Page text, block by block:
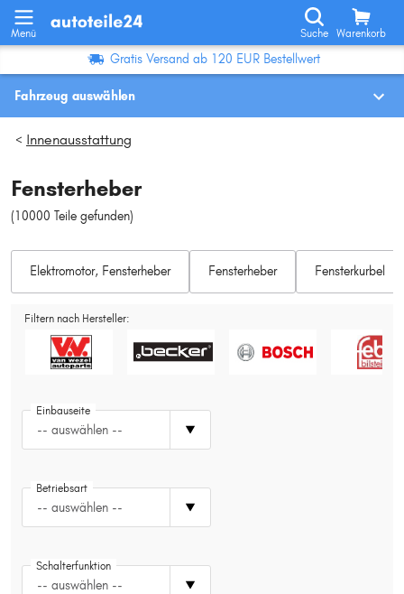
Menü Suche Warenkorb
Gratis Versand ab 120 EUR Bestellwert
Fahrzeug auswählen
Wo finde ich die?
Oder
Hersteller wählen
Typ wählen
> Innenausstattung
Fensterheber
(10000 Teile gefunden)
Elektromotor, Fensterheber Fensterheber Fensterkurbel
Filtern nach Hersteller:
Einbauseite
-- auswählen --
Betriebsart
-- auswählen --
Schalterfunktion
-- auswählen --